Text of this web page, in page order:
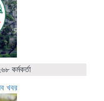
কর্মকর্তা
খবর